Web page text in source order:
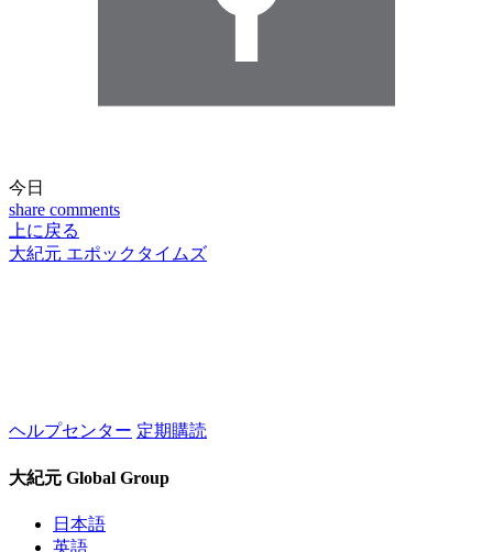
今日
share comments
上に戻る
大紀元 エポックタイムズ
ヘルプセンター 定期購読
大紀元 Global Group
日本語
英語